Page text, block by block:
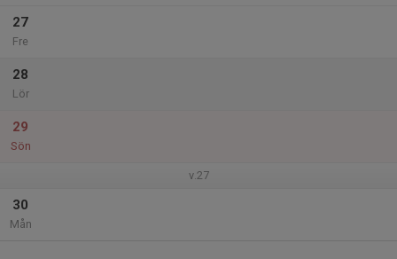
27
Fre
28
Lör
29
Sön
v.27
30
Mån